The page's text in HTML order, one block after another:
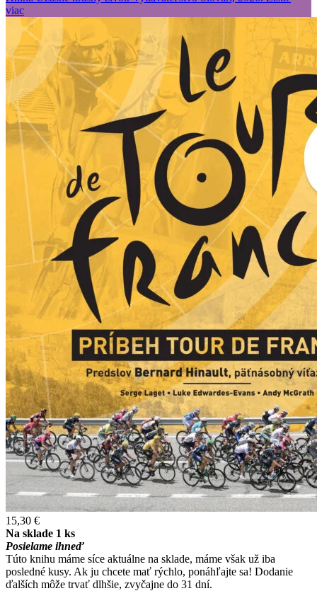
15,30 €
Na sklade 1 ks
Posielame ihneď
Túto knihu máme síce aktuálne na sklade, máme však už iba
posledné kusy. Ak ju chcete mať rýchlo, ponáhľajte sa! Dodanie
ďalších môže trvať dlhšie, zvyčajne do 31 dní.